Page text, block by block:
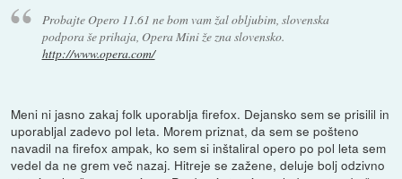
Probajte Opero 11.61 ne bom vam žal obljubim, slovenska
podpora še prihaja, Opera Mini že zna slovensko.
http://www.opera.com/
Meni ni jasno zakaj folk uporablja firefox. Dejansko sem se prisilil in
uporabljal zadevo pol leta. Morem priznat, da sem se pošteno
navadil na firefox ampak, ko sem si inštaliral opero po pol leta sem
vedel da ne grem več nazaj. Hitreje se zažene, deluje bolj odzivno